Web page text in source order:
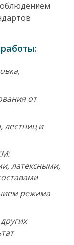
от
лестниц и
латексными,
режима